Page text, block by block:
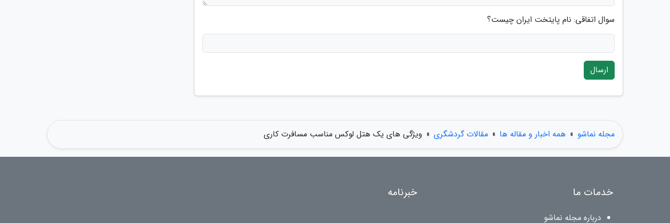
سوال اتفاقی: نام پایتخت ایران چیست؟
ارسال
مجله نماشو » همه اخبار و مقاله ها » مقالات گردشگری » ویژگی های یک هتل لوکس مناسب مسافرت کاری
خدمات ما
درباره مجله نماشو
خبرنامه